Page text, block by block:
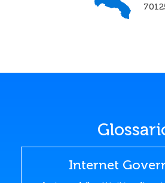
Internet